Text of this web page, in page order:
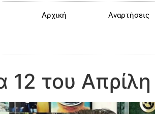
Αρχική Αναρτήσεις
12 του